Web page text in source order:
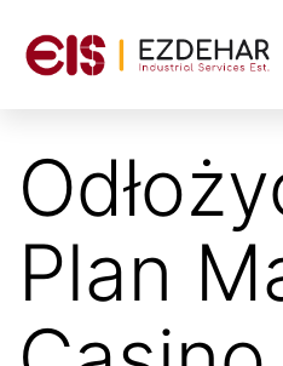
Plan